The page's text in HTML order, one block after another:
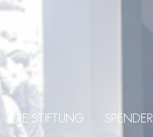
DIE STIFTUNG SPENDER